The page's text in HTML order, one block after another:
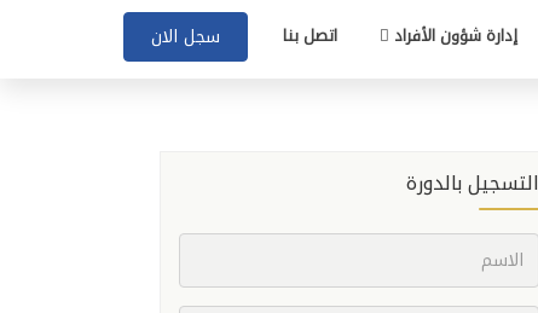
إدارة شؤون الأفراد اتصل بنا سجل الان
التسجيل بالدورة